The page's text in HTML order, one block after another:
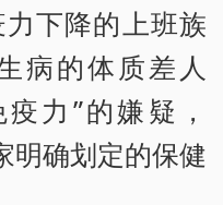
下降的上班族
病的体质差人
力”的嫌疑，
明确划定的保健